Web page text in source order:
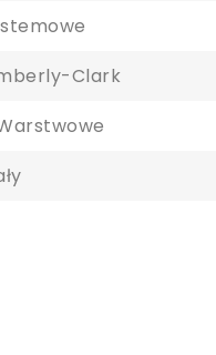
Clark
musisz się zalogować.